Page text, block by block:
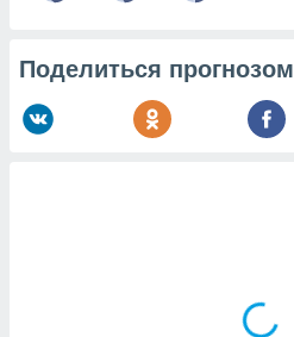
Поделиться прогнозом